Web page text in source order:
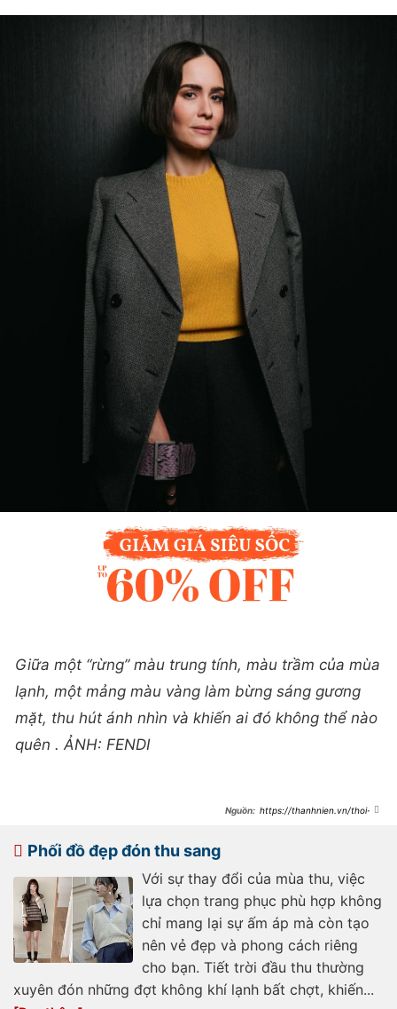
Giữa một “rừng” màu trung tính, màu trầm của mùa
lạnh, một mảng màu vàng làm bừng sáng gương
mặt, thu hút ánh nhìn và khiến ai đó không thể nào
quên . ẢNH: FENDI
https://thanhnien.vn/thoi-
Phối đồ đẹp đón thu sang
Với sự thay đổi của mùa thu, việc
lựa chọn trang phục phù hợp không
chỉ mang lại sự ấm áp mà còn tạo
nên vẻ đẹp và phong cách riêng
cho bạn. Tiết trời đầu thu thường
xuyên đón những đợt không khí lạnh bất chợt, khiến...